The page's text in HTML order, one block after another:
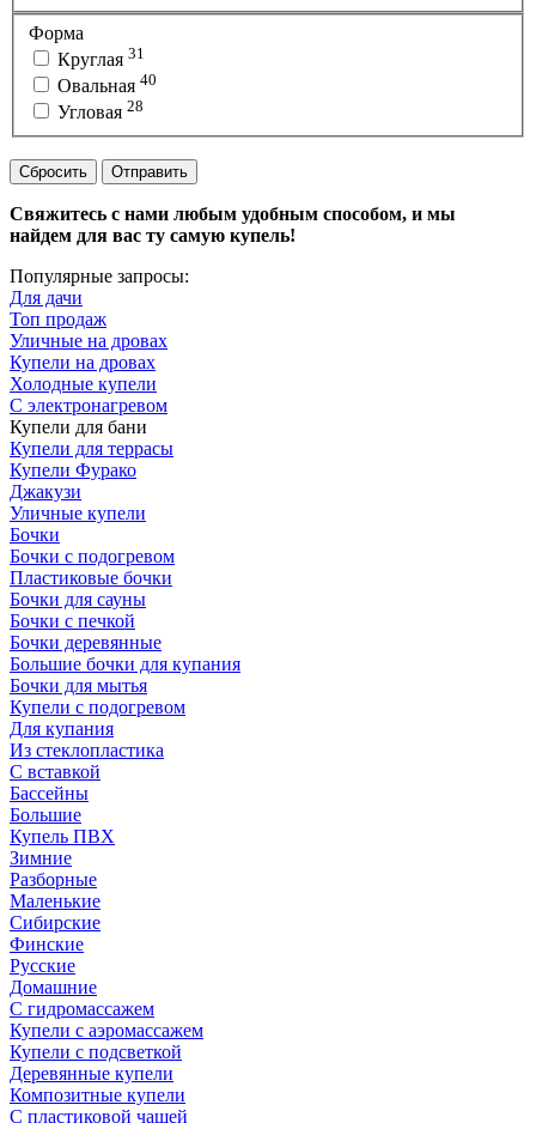
Форма
Круглая 31
Овальная 40
Угловая 28
Сбросить Отправить
Свяжитесь с нами любым удобным способом, и мы
найдем для вас ту самую купель!
Популярные запросы:
Для дачи
Топ продаж
Уличные на дровах
Купели на дровах
Холодные купели
С электронагревом
Купели для бани
Купели для террасы
Купели Фурако
Джакузи
Уличные купели
Бочки
Бочки с подогревом
Пластиковые бочки
Бочки для сауны
Бочки с печкой
Бочки деревянные
Большие бочки для купания
Бочки для мытья
Купели с подогревом
Для купания
Из стеклопластика
С вставкой
Бассейны
Большие
Купель ПВХ
Зимние
Разборные
Маленькие
Сибирские
Финские
Русские
Домашние
С гидромассажем
Купели с аэромассажем
Купели с подсветкой
Деревянные купели
Композитные купели
С пластиковой чашей